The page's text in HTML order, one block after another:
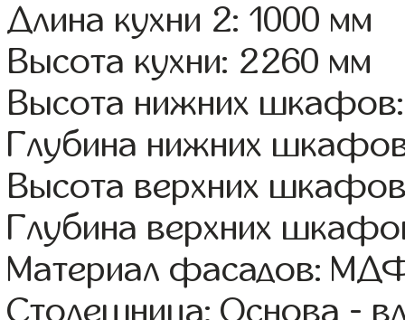
Длина кухни 2: 1000 мм
Высота кухни: 2260 мм
Высота нижних
Глубина нижних
Высота верхних
Глубина верхних
Материал фасадов:
Столешница: Основа -